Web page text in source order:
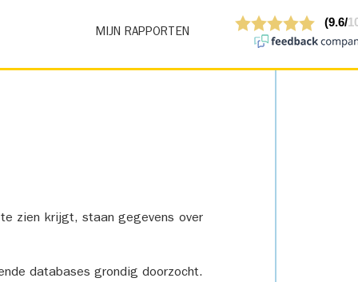
MIJN RAPPORTEN
zien krijgt, staan gegevens over
databases grondig doorzocht.